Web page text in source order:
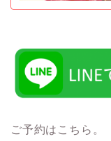
ご予約はこちら。